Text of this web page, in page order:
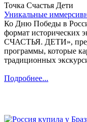
Точка Счастья Дети
Уникальные
Ко Дню Победы в
формат исторических
СЧАСТЬЯ. ДЕТИ»,
программы, которые
традиционных
Подробнее...